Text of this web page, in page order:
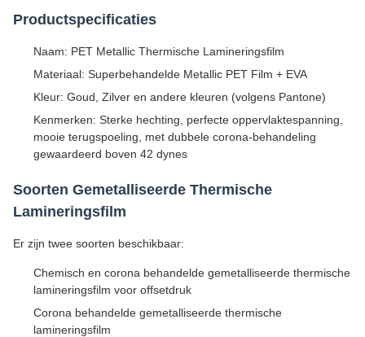
Productspecificaties
Naam: PET Metallic Thermische Lamineringsfilm
Materiaal: Superbehandelde Metallic PET Film + EVA
Kleur: Goud, Zilver en andere kleuren (volgens Pantone)
Kenmerken: Sterke hechting, perfecte oppervlaktespanning,
mooie terugspoeling, met dubbele corona-behandeling
gewaardeerd boven 42 dynes
Soorten Gemetalliseerde Thermische
Lamineringsfilm
Er zijn twee soorten beschikbaar:
Chemisch en corona behandelde gemetalliseerde thermische
lamineringsfilm voor offsetdruk
Corona behandelde gemetalliseerde thermische
lamineringsfilm